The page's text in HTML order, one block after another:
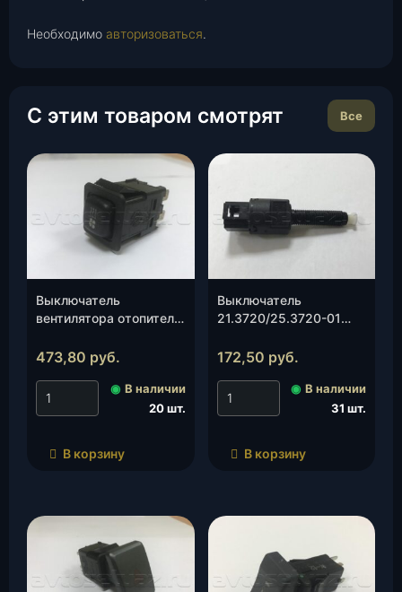
Необходимо авторизоваться.
С этим товаром смотрят Все
Выключатель
вентилятора отопителя
(Автоарматура)
473,80 руб.
◉ В наличии
20 шт.
В корзину
Выключатель
21.3720/25.3720-01
(педали сцепления)
3720030-00), шт.
172,50 руб.
◉ В наличии
31 шт.
В корзину